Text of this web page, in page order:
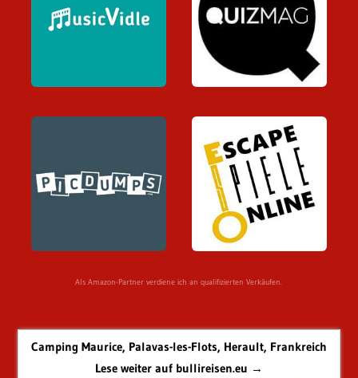
Als Amazon-Partner verdiene ich an qualifizierten Verkäufen.
Camping Maurice, Palavas-les-Flots, Herault, Frankreich
Lese weiter auf bullireisen.eu →